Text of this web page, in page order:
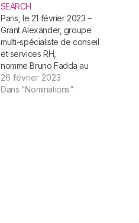
SEARCH
Paris, le 21 février 2023 –
Grant Alexander, groupe
multi-spécialiste de conseil
et services RH,
nomme Bruno Fadda au
poste de Directeur
des opérations au sein de
26 février 2023
Dans "Nominations"